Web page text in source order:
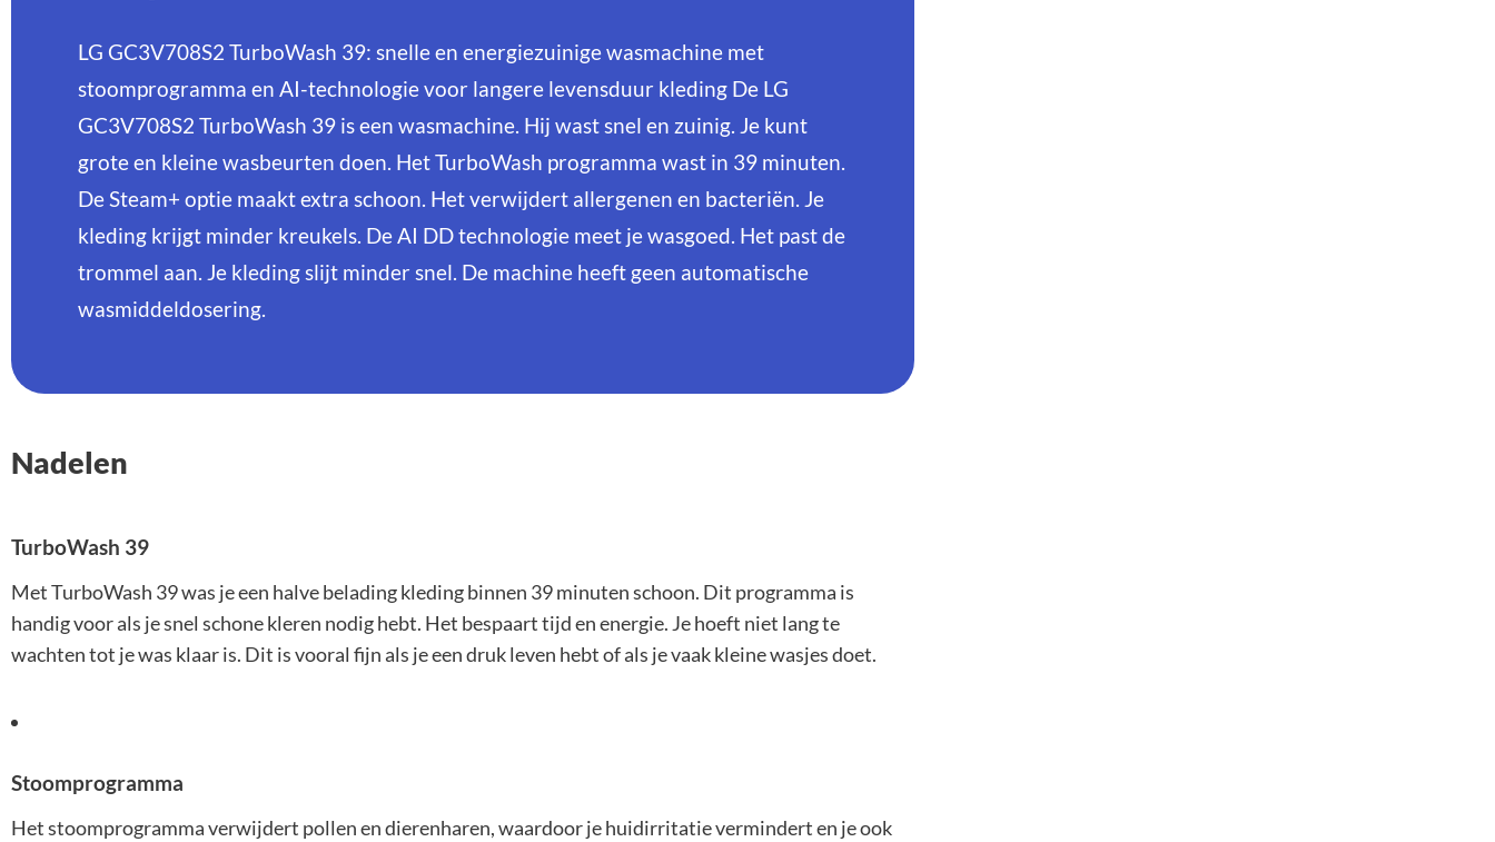
LG GC3V708S2 TurboWash 39: snelle en energiezuinige wasmachine met
stoomprogramma en AI-technologie voor langere levensduur kleding De LG
GC3V708S2 TurboWash 39 is een wasmachine. Hij wast snel en zuinig. Je kunt
grote en kleine wasbeurten doen. Het TurboWash programma wast in 39 minuten.
De Steam+ optie maakt extra schoon. Het verwijdert allergenen en bacteriën. Je
kleding krijgt minder kreukels. De AI DD technologie meet je wasgoed. Het past de
trommel aan. Je kleding slijt minder snel. De machine heeft geen automatische
wasmiddeldosering.
Nadelen
TurboWash 39
Met TurboWash 39 was je een halve belading kleding binnen 39 minuten schoon. Dit programma is
handig voor als je snel schone kleren nodig hebt. Het bespaart tijd en energie. Je hoeft niet lang te
wachten tot je was klaar is. Dit is vooral fijn als je een druk leven hebt of als je vaak kleine wasjes doet.
Stoomprogramma
Het stoomprogramma verwijdert pollen en dierenharen, waardoor je huidirritatie vermindert en je ook